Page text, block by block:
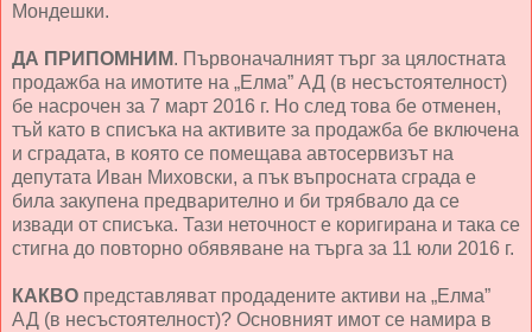
Мондешки.
ДА ПРИПОМНИМ. Първоначалният търг за цялостната
продажба на имотите на „Елма” АД (в несъстоятелност)
бе насрочен за 7 март 2016 г. Но след това бе отменен,
тъй като в списъка на активите за продажба бе включена
и сградата, в която се помещава автосервизът на
депутата Иван Миховски, а пък въпросната сграда е
била закупена предварително и би трябвало да се
извади от списъка. Тази неточност е коригирана и така се
стигна до повторно обявяване на търга за 11 юли 2016 г.
КАКВО представляват продадените активи на „Елма”
АД (в несъстоятелност)? Основният имот се намира в